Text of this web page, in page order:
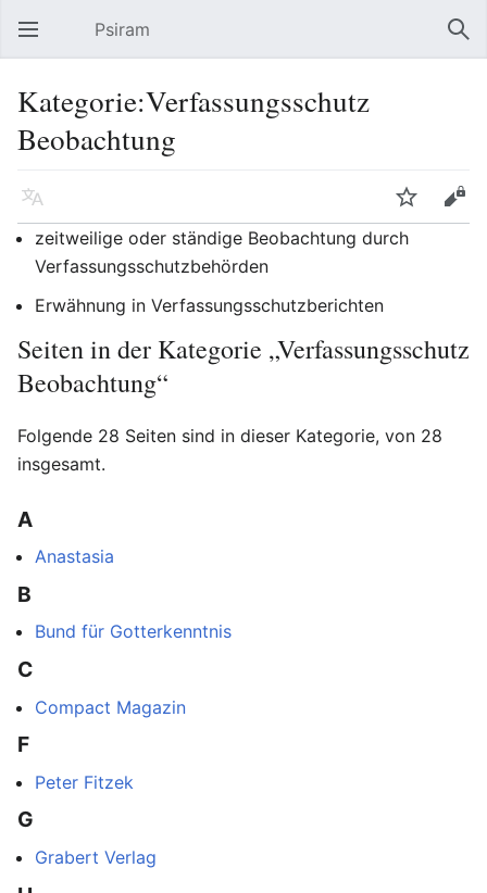
Hauptmenü öffnen Psiram
Kategorie:Verfassungsschutz
Beobachtung
Sprache Beobachten
Bearbeiten
zeitweilige oder ständige Beobachtung durch
Verfassungsschutzbehörden
Erwähnung in Verfassungsschutzberichten
Seiten in der Kategorie „Verfassungsschutz
Beobachtung“
Folgende 28 Seiten sind in dieser Kategorie, von 28
insgesamt.
A
Anastasia
B
Bund für Gotterkenntnis
C
Compact Magazin
F
Peter Fitzek
G
Grabert Verlag